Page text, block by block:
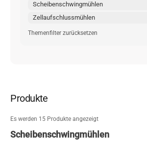
Scheibenschwingmühlen
Zellaufschlussmühlen
Themenfilter zurücksetzen
Produkte
Es werden 15 Produkte angezeigt
Scheibenschwingmühlen